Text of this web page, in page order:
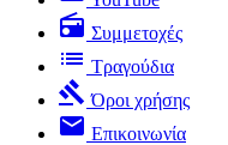
radio Συμμετοχές
list Τραγούδια
gavel Όροι χρήσης
mail Επικοινωνία